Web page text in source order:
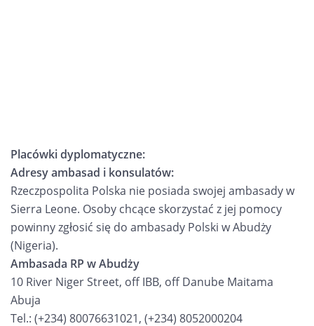
Placówki dyplomatyczne:
Adresy ambasad i konsulatów:
Rzeczpospolita Polska nie posiada swojej ambasady w
Sierra Leone. Osoby chcące skorzystać z jej pomocy
powinny zgłosić się do ambasady Polski w Abudży
(Nigeria).
Ambasada RP w Abudży
10 River Niger Street, off IBB, off Danube Maitama
Abuja
Tel.: (+234) 80076631021, (+234) 8052000204